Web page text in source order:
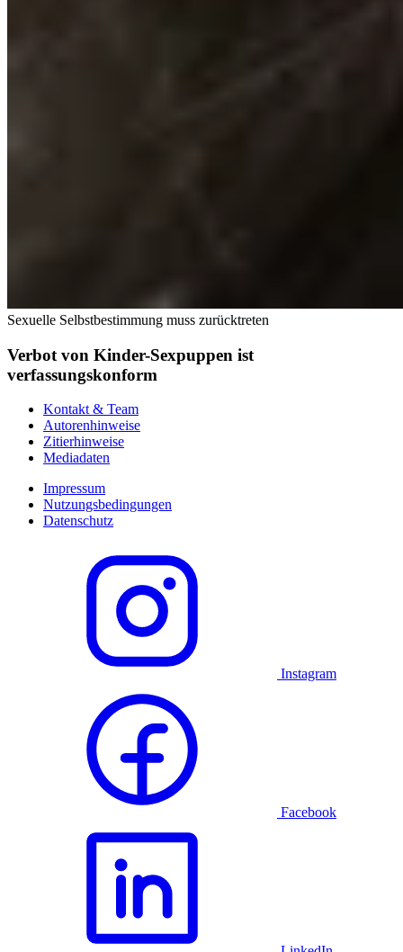
Sexuelle Selbstbestimmung muss zurücktreten
Verbot von Kinder-Sexpuppen ist
verfassungskonform
Kontakt & Team
Autorenhinweise
Zitierhinweise
Mediadaten
Impressum
Nutzungsbedingungen
Datenschutz
Instagram
Facebook